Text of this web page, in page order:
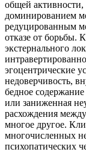
общей
доминированием
редуцированным
отказе от борьбы.
экстернального
эгоцентрические
недоверчивость,
бедное
или заниженная
расхождения
многое другое.
многочисленных
психопатических